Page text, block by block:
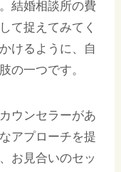
結婚相談所の費
て捉えてみてく
けるように、自
の一つです。
ウンセラーがあ
アプローチを提
お見合いのセッ